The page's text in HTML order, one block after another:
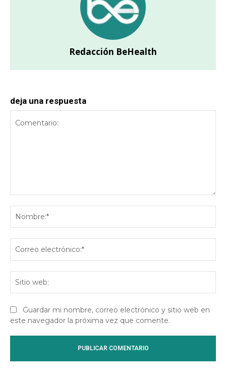
Redacción BeHealth
deja una respuesta
Guardar mi nombre, correo electrónico y sitio web en
este navegador la próxima vez que comente.